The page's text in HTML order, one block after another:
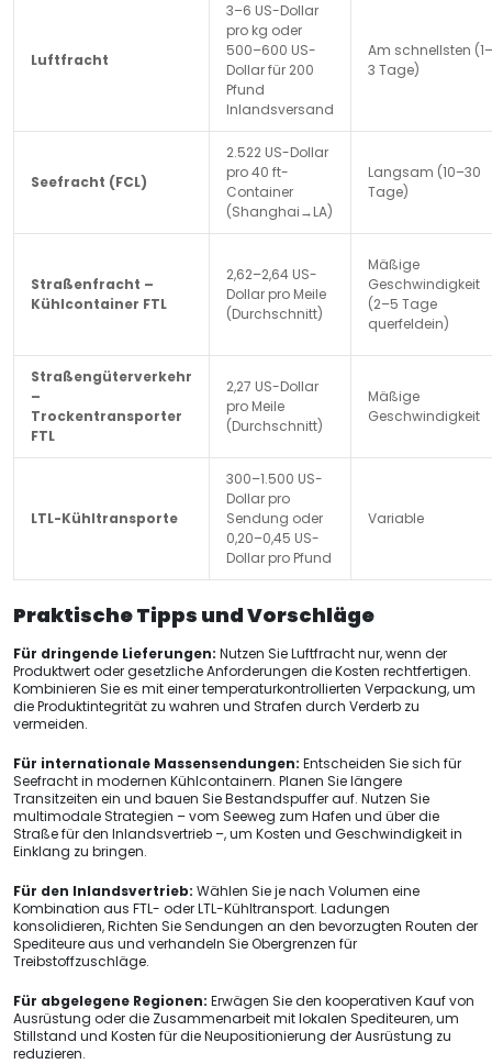
Luftfracht
3–6 US-Dollar
pro kg oder
500–600 US-
Dollar für 200
Pfund
Inlandsversand
Am schnellsten (1–
3 Tage)
Seefracht (FCL)
2.522 US-Dollar
pro 40 ft-
Container
(Shanghai→LA)
Langsam (10–30
Tage)
Straßenfracht –
Kühlcontainer FTL
2,62–2,64 US-
Dollar pro Meile
(Durchschnitt)
Mäßige
Geschwindigkeit
(2–5 Tage
querfeldein)
Straßengüterverkehr
–
Trockentransporter
FTL
2,27 US-Dollar
pro Meile
(Durchschnitt)
Mäßige
Geschwindigkeit
LTL-Kühltransporte
300–1.500 US-
Dollar pro
Sendung oder
0,20–0,45 US-
Dollar pro Pfund
Variable
Praktische Tipps und Vorschläge
Für dringende Lieferungen: Nutzen Sie Luftfracht nur, wenn der
Produktwert oder gesetzliche Anforderungen die Kosten rechtfertigen.
Kombinieren Sie es mit einer temperaturkontrollierten Verpackung, um
die Produktintegrität zu wahren und Strafen durch Verderb zu
vermeiden.
Für internationale Massensendungen: Entscheiden Sie sich für
Seefracht in modernen Kühlcontainern. Planen Sie längere
Transitzeiten ein und bauen Sie Bestandspuffer auf. Nutzen Sie
multimodale Strategien – vom Seeweg zum Hafen und über die
Straße für den Inlandsvertrieb –, um Kosten und Geschwindigkeit in
Einklang zu bringen.
Für den Inlandsvertrieb: Wählen Sie je nach Volumen eine
Kombination aus FTL- ​​oder LTL-Kühltransport. Ladungen
konsolidieren, Richten Sie Sendungen an den bevorzugten Routen der
Spediteure aus und verhandeln Sie Obergrenzen für
Treibstoffzuschläge.
Für abgelegene Regionen: Erwägen Sie den kooperativen Kauf von
Ausrüstung oder die Zusammenarbeit mit lokalen Spediteuren, um
Stillstand und Kosten für die Neupositionierung der Ausrüstung zu
reduzieren.